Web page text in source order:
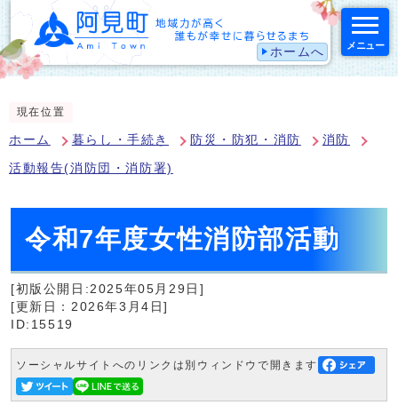
ホームへ メニュー
現在位置
ホーム 暮らし・手続き 防災・防犯・消防 消防
活動報告(消防団・消防署)
令和7年度女性消防部活動
[初版公開日:2025年05月29日]
[更新日：2026年3月4日]
ID:15519
ソーシャルサイトへのリンクは別ウィンドウで開きます